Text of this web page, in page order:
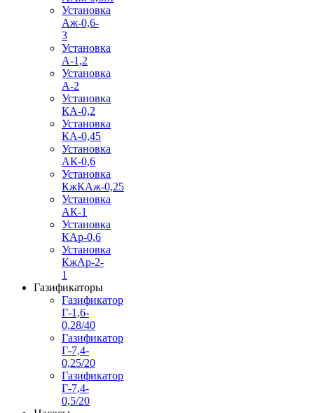
Установка
Аж-0,6-
3
Установка
А-1,2
Установка
А-2
Установка
КА-0,2
Установка
КА-0,45
Установка
АК-0,6
Установка
КжКАж-0,25
Установка
АК-1
Установка
КАр-0,6
Установка
КжАр-2-
1
Газификаторы
Газификатор
Г-1,6-
0,28/40
Газификатор
Г-7,4-
0,25/20
Газификатор
Г-7,4-
0,5/20